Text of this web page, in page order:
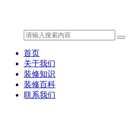
首页
关于我们
装修知识
装修百科
联系我们